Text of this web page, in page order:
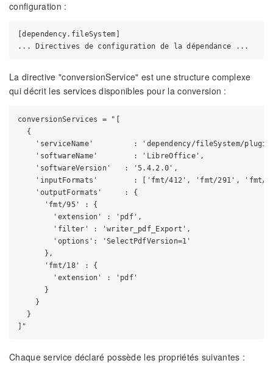
configuration :
[dependency.fileSystem]
La directive "conversionService" est une structure complexe
qui décrit les services disponibles pour la conversion :
conversionServices = "[
  {
'serviceName'         : 'dependency/fileSystem/
    'softwareName'        : 'LibreOffice',
    'softwareVersion'   : '5.4.2.0',
'inputFormats'        : ['fmt/412', 'fmt/291', 'fmt/
    'outputFormats'     : {
      'fmt/95' : {
        'extension' : 'pdf',
        'filter' : 'writer_pdf_Export',
        'options': 'SelectPdfVersion=1'
      },
      'fmt/18' : {
        'extension' : 'pdf'
      }
    }
  }
Chaque service déclaré possède les propriétés suivantes :